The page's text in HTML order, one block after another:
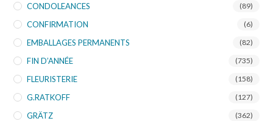
CONDOLEANCES (89)
CONFIRMATION (6)
EMBALLAGES PERMANENTS (82)
FIN D’ANNÉE (735)
FLEURISTERIE (158)
G.RATKOFF (127)
GRÄTZ (362)